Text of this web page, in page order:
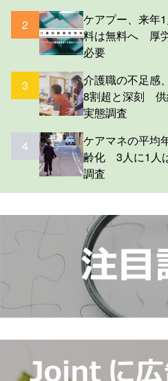
2
ケアプー、来年
料は無料へ 厚
必要
3
介護職の不足感
8割超と深刻 供
実態調査
4
ケアマネの平均
齢化 3人に1人
調査